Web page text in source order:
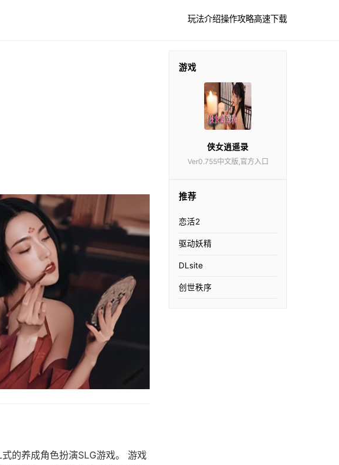
玩法介绍操作攻略高速下载
的养成角色扮演SLG游戏。 游戏
游戏
侠女逍遥录
Ver0.755中文版,官方入口
推荐
恋活2
驱动妖精
DLsite
创世秩序